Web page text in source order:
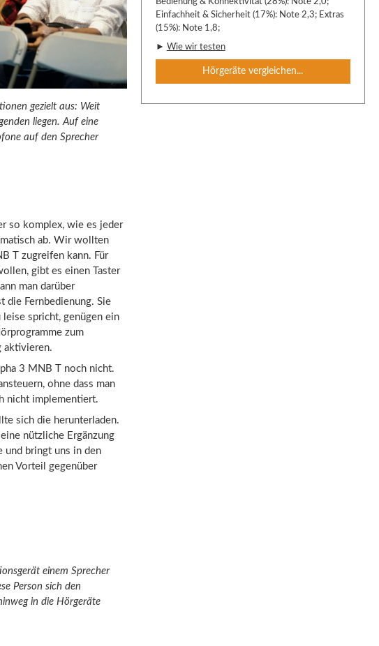
gezielt aus: Weit
liegen. Auf eine
auf den Sprecher
so komplex, wie es jeder
ab. Wir wollten
T zugreifen kann. Für
gibt es einen Taster
man darüber
die Fernbedienung. Sie
leise spricht, genügen ein
zum
aktivieren.
3 MNB T noch nicht.
ohne dass man
nicht implementiert.
sich die herunterladen.
nützliche Ergänzung
und bringt uns in den
Vorteil gegenüber
einem Sprecher
Person sich den
in die Hörgeräte
Einfachheit & Sicherheit (17%): Note 2,3; Extras
(15%): Note 1,8;
► Wie wir testen
Hörgeräte vergleichen...